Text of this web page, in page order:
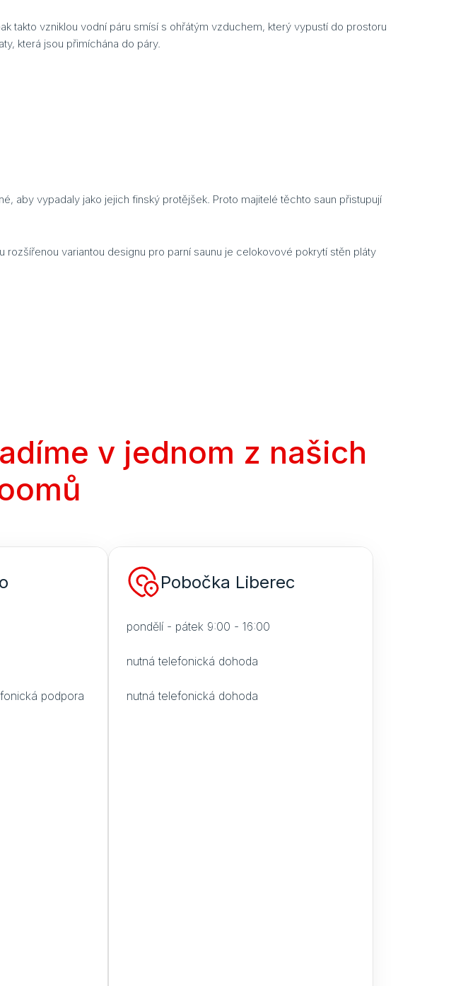
takto vzniklou vodní páru smísí s ohřátým vzduchem, který vypustí do prostoru
která jsou přimíchána do páry.
aby vypadaly jako jejich finský protějšek. Proto majitelé těchto saun přistupují
variantou designu pro parní saunu je celokovové pokrytí stěn pláty
v jednom z našich
podpora
Pobočka Liberec
pondělí - pátek 9:00 - 16:00
nutná telefonická dohoda
nutná telefonická dohoda